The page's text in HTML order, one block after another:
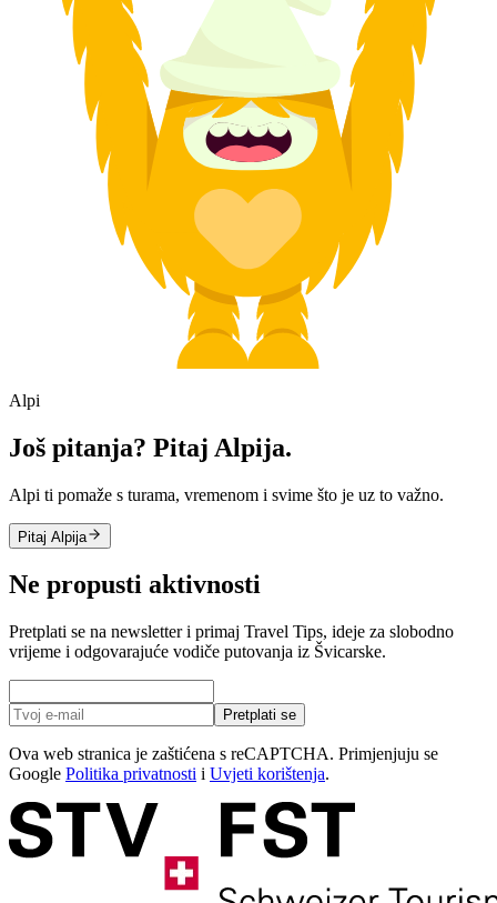
Alpi
Još pitanja? Pitaj Alpija.
Alpi ti pomaže s turama, vremenom i svime što je uz to važno.
Pitaj Alpija
Ne propusti aktivnosti
Pretplati se na newsletter i primaj Travel Tips, ideje za slobodno
vrijeme i odgovarajuće vodiče putovanja iz Švicarske.
Pretplati se
Ova web stranica je zaštićena s reCAPTCHA. Primjenjuju se
Google Politika privatnosti i Uvjeti korištenja.